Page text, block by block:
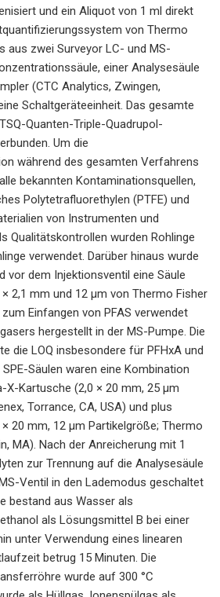
und ein Aliquot von 1 ml direkt
von Thermo
aus zwei Surveyor LC- und MS-
einer Analysesäule
(CTC Analytics, Zwingen,
Schaltgeräteeinheit. Das gesamte
Quanten-Triple-Quadrupol-
Um die
während des gesamten Verfahrens
bekannten Kontaminationsquellen,
Polytetrafluorethylen (PTFE) und
von Instrumenten und
Qualitätskontrollen wurden Rohlinge
verwendet. Darüber hinaus wurde
vor dem Injektionsventil eine Säule
× 2,1 mm und 12 μm von Thermo Fisher
Einfangen von PFAS verwendet
hergestellt in der MS-Pumpe. Die
die LOQ insbesondere für PFHxA und
Säulen waren eine Kombination
Kartusche (2,0 × 20 mm, 25 μm
Torrance, CA, USA) und plus
× 20 mm, 12 μm Partikelgröße; Thermo
MA). Nach der Anreicherung mit 1
zur Trennung auf die Analysesäule
Ventil in den Lademodus geschaltet
bestand aus Wasser als
als Lösungsmittel B bei einer
unter Verwendung eines linearen
betrug 15 Minuten. Die
wurde auf 300 °C